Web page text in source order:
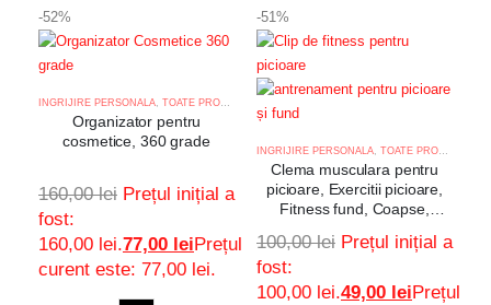
-52%
INGRIJIRE PERSONALA TOATE PRODUSELE
Organizator pentru
cosmetice, 360 grade
160,00lei Prețul inițial a
fost:
160,00 lei.77,00 leiPrețul
curent este: 77,00 lei.
-51%
INGRIJIRE PERSONALA TOATE PRODUSELE
Clema musculara pentru
picioare, Exercitii picioare,
Fitness fund, Coapse,
Modelare Corp, Yoga
100,00lei Prețul inițial a
fost:
100,00 lei.49,00 leiPrețul